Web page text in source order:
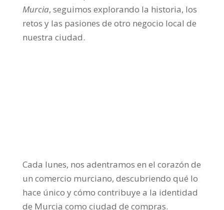
Murcia, seguimos explorando la historia, los
retos y las pasiones de otro negocio local de
nuestra ciudad.
Cada lunes, nos adentramos en el corazón de
un comercio murciano, descubriendo qué lo
hace único y cómo contribuye a la identidad
de Murcia como ciudad de compras.